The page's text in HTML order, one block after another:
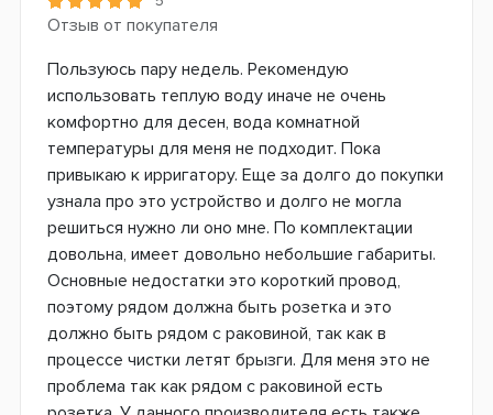
Отзыв от покупателя
Пользуюсь пару недель. Рекомендую
использовать теплую воду иначе не очень
комфортно для десен, вода комнатной
температуры для меня не подходит. Пока
привыкаю к ирригатору. Еще за долго до покупки
узнала про это устройство и долго не могла
решиться нужно ли оно мне. По комплектации
довольна, имеет довольно небольшие габариты.
Основные недостатки это короткий провод,
поэтому рядом должна быть розетка и это
должно быть рядом с раковиной, так как в
процессе чистки летят брызги. Для меня это не
проблема так как рядом с раковиной есть